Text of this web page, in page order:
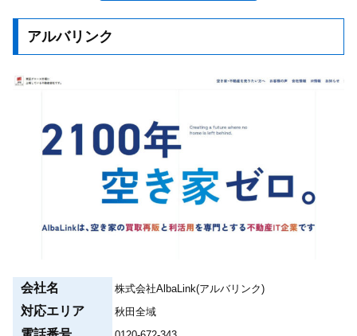
アルバリンク
会社名 株式会社AlbaLink(アルバリンク)
対応エリア 秋田全域